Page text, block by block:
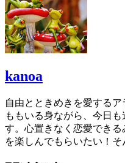
kanoa
自由とときめきを愛する
ももいる身ながら、今日
す。心置きなく恋愛でき
を楽しんでもらいたい！そ